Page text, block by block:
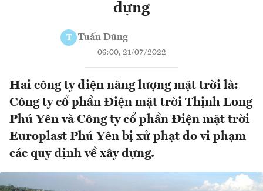
dựng
T Tuấn Dũng
06:00, 21/07/2022
Hai công ty điện năng lượng mặt trời là:
Công ty cổ phần Điện mặt trời Thịnh Long
Phú Yên và Công ty cổ phần Điện mặt trời
Europlast Phú Yên bị xử phạt do vi phạm
các quy định về xây dựng.